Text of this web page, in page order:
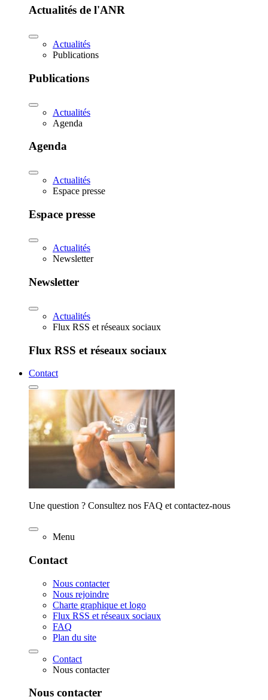
Actualités de l'ANR
Actualités
Publications
Publications
Actualités
Agenda
Agenda
Actualités
Espace presse
Espace presse
Actualités
Newsletter
Newsletter
Actualités
Flux RSS et réseaux sociaux
Flux RSS et réseaux sociaux
Contact
Une question ? Consultez nos FAQ et contactez-nous
Menu
Contact
Nous contacter
Nous rejoindre
Charte graphique et logo
Flux RSS et réseaux sociaux
FAQ
Plan du site
Contact
Nous contacter
Nous contacter